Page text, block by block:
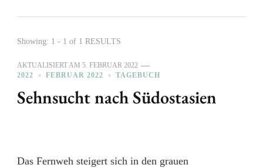
Showing: 1 - 1 of 1 RESULTS
AKTUALISIERT AM 5. FEBRUAR 2022
2022
FEBRUAR 2022 TAGEBUCH
Sehnsucht nach Südostasien
Das Fernweh steigert sich in den grauen